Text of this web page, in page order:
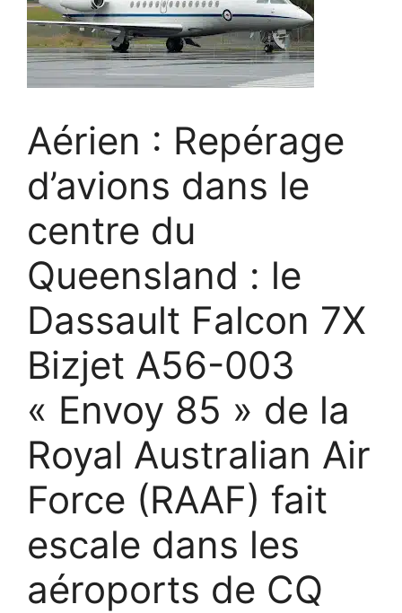
Aérien : Repérage
d’avions dans le
centre du
Queensland : le
Dassault Falcon 7X
Bizjet A56-003
« Envoy 85 » de la
Royal Australian Air
Force (RAAF) fait
escale dans les
aéroports de CQ